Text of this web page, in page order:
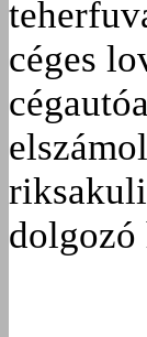
céges
dolgozó